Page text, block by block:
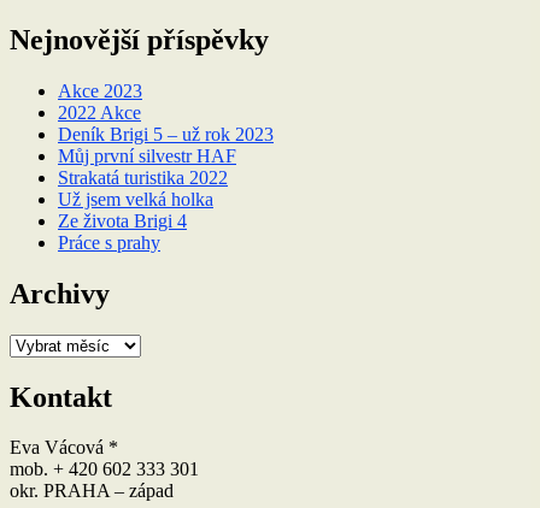
Nejnovější příspěvky
Akce 2023
2022 Akce
Deník Brigi 5 – už rok 2023
Můj první silvestr HAF
Strakatá turistika 2022
Už jsem velká holka
Ze života Brigi 4
Práce s prahy
Archivy
Archivy
Kontakt
Eva Vácová *
mob. + 420 602 333 301
okr. PRAHA – západ